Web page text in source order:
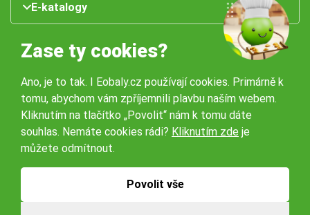
E-katalogy
Naše pobočky:
Obchodní podmínky
Zase ty cookies?
Ano, je to tak. I Eobaly.cz používají cookies. Primárně k
tomu, abychom vám zpříjemnili plavbu naším webem.
Kliknutím na tlačítko „Povolit“ nám k tomu dáte
souhlas. Nemáte cookies rádi? Kliknutím zde je
můžete odmítnout.
Povolit vše